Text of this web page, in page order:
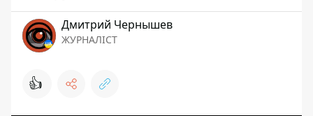
Дмитрий Чернышев
ЖУРНАЛІСТ
👍